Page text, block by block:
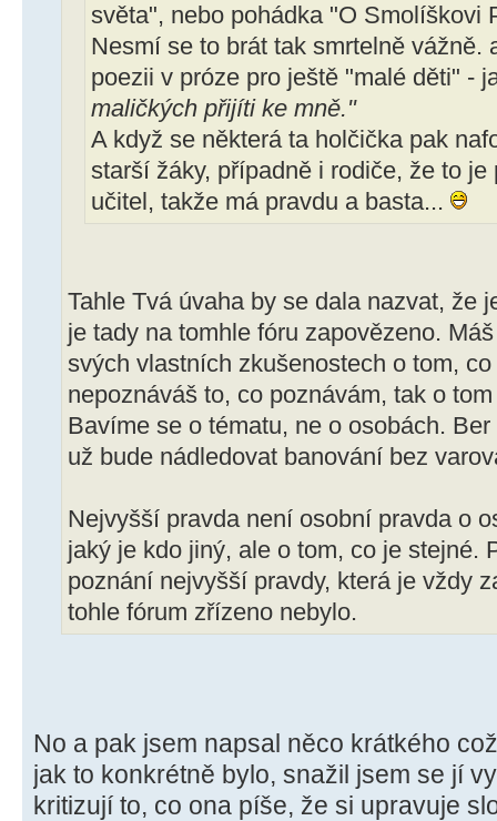
světa", nebo pohádka "O Smolíškovi
Nesmí se to brát tak smrtelně vážně.
poezii v próze pro ještě "malé děti" -
maličkých přijíti ke mně."
A když se některá ta holčička pak
starší žáky, případně i rodiče, že to
učitel, takže má pravdu a basta...
Tahle Tvá úvaha by se dala nazvat, že
je tady na tomhle fóru zapovězeno.
svých vlastních zkušenostech o tom,
nepoznáváš to, co poznávám, tak o
Bavíme se o tématu, ne o osobách.
už bude nádledovat banování bez
Nejvyšší pravda není osobní pravda o
jaký je kdo jiný, ale o tom, co je stejné.
poznání nejvyšší pravdy, která je vždy
tohle fórum zřízeno nebylo.
No a pak jsem napsal něco krátkého
jak to konkrétně bylo, snažil jsem se jí
kritizují to, co ona píše, že si upravuje